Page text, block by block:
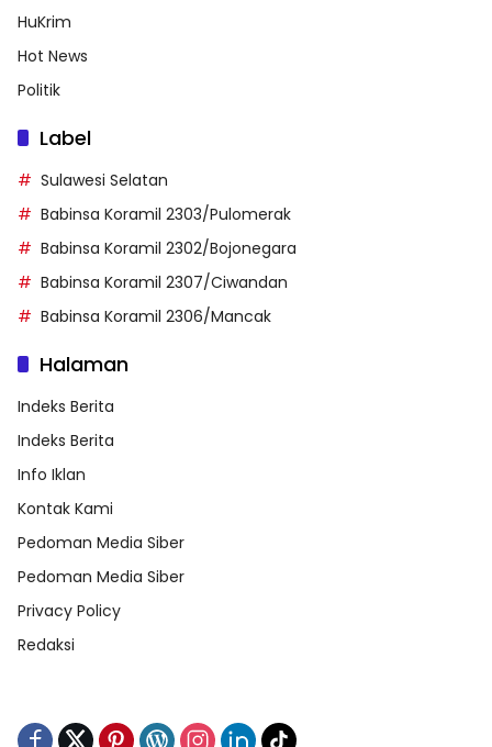
HuKrim
Hot News
Politik
Label
Sulawesi Selatan
Babinsa Koramil 2303/Pulomerak
Babinsa Koramil 2302/Bojonegara
Babinsa Koramil 2307/Ciwandan
Babinsa Koramil 2306/Mancak
Halaman
Indeks Berita
Indeks Berita
Info Iklan
Kontak Kami
Pedoman Media Siber
Pedoman Media Siber
Privacy Policy
Redaksi